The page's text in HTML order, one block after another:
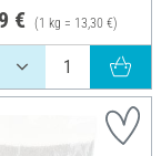
€ (1 kg = 13,30 €)